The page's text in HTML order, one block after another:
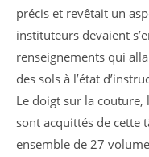
précis et revêtait un
instituteurs devaient
renseignements qui
des sols à l’état
Le doigt sur la
sont acquittés de cette
ensemble de 27